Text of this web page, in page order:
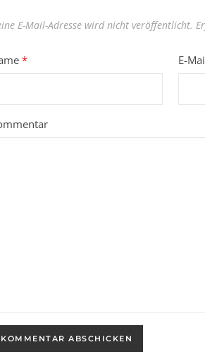
E-Mail-Adresse wird nicht veröffentlicht.
* E-